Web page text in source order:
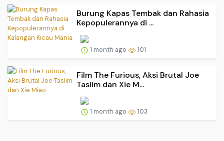
Burung Kapas Tembak dan Rahasia
Kepopulerannya di ...
1 month ago 101
Film The Furious, Aksi Brutal Joe
Taslim dan Xie M...
1 month ago 103